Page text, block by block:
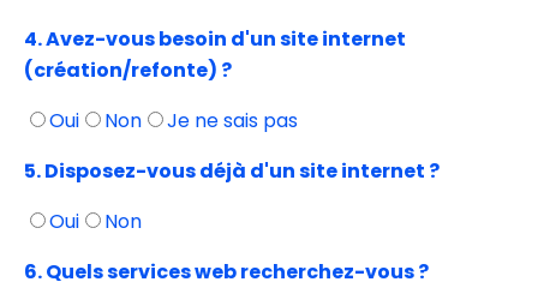
4. Avez-vous besoin d'un site internet
(création/refonte) ?
Oui
Non
Je ne sais pas
5. Disposez-vous déjà d'un site internet ?
Oui
Non
6. Quels services web recherchez-vous ?